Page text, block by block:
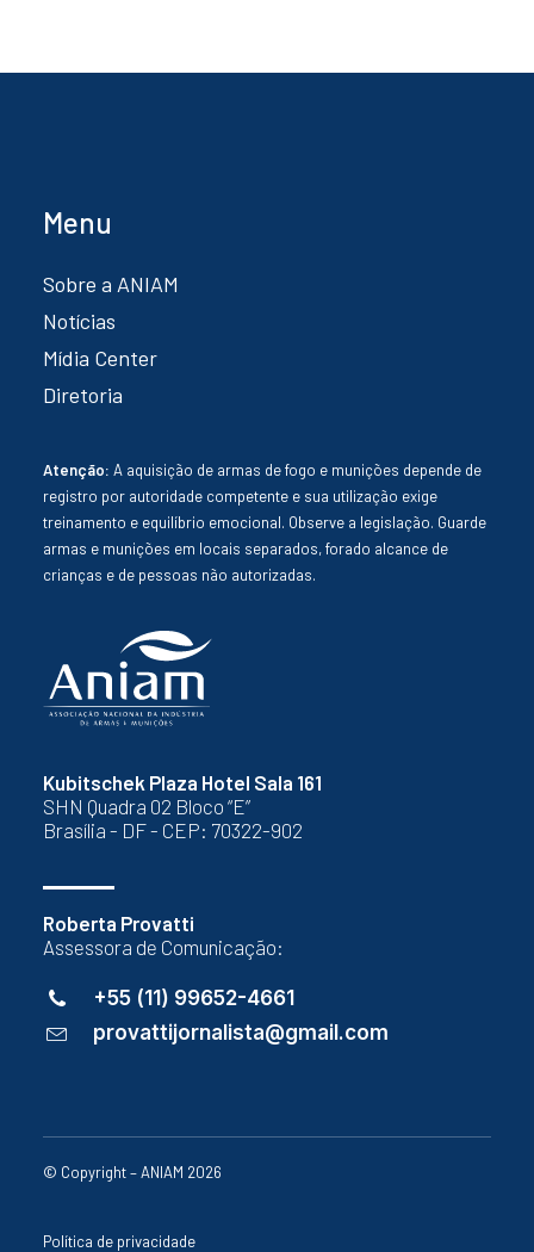
Kubitschek Plaza Hotel Sala 161
SHN Quadra 02 Bloco “E”
Brasília - DF - CEP: 70322-902
Roberta Provatti
Assessora de Comunicação:
+55 (11) 99652-4661
provattijornalista@gmail.com
Menu
Sobre a ANIAM
Notícias
Mídia Center
Diretoria
Atenção: A aquisição de armas de fogo e munições depende de
registro por autoridade competente e sua utilização exige
treinamento e equilíbrio emocional. Observe a legislação. Guarde
armas e munições em locais separados, forado alcance de
crianças e de pessoas não autorizadas.
© Copyright – ANIAM 2026
Política de privacidade